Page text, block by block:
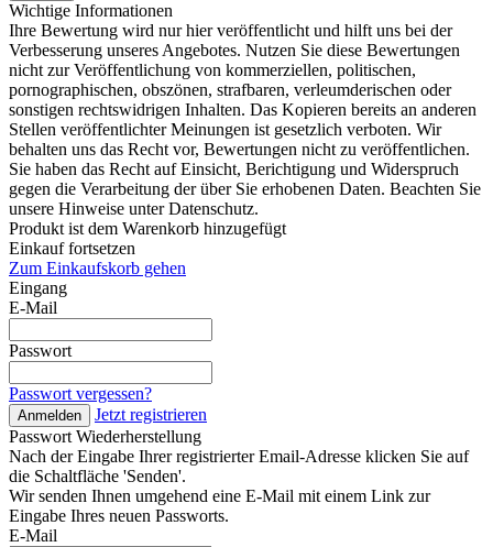
Wichtige Informationen
Ihre Bewertung wird nur hier veröffentlicht und hilft uns bei der
Verbesserung unseres Angebotes. Nutzen Sie diese Bewertungen
nicht zur Veröffentlichung von kommerziellen, politischen,
pornographischen, obszönen, strafbaren, verleumderischen oder
sonstigen rechtswidrigen Inhalten. Das Kopieren bereits an anderen
Stellen veröffentlichter Meinungen ist gesetzlich verboten. Wir
behalten uns das Recht vor, Bewertungen nicht zu veröffentlichen.
Sie haben das Recht auf Einsicht, Berichtigung und Widerspruch
gegen die Verarbeitung der über Sie erhobenen Daten. Beachten Sie
unsere Hinweise unter Datenschutz.
Produkt ist dem Warenkorb hinzugefügt
Einkauf fortsetzen
Zum Einkaufskorb gehen
Eingang
E-Mail
Passwort
Passwort vergessen?
Anmelden
Jetzt registrieren
Passwort Wiederherstellung
Nach der Eingabe Ihrer registrierter Email-Adresse klicken Sie auf
die Schaltfläche 'Senden'.
Wir senden Ihnen umgehend eine E-Mail mit einem Link zur
Eingabe Ihres neuen Passworts.
E-Mail